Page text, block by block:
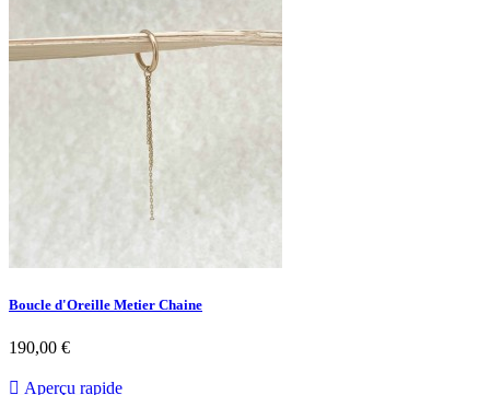
Boucle d'Oreille Metier Chaine
Prix
190,00 €
 Aperçu rapide